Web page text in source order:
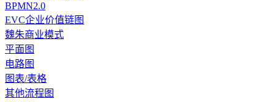
BPMN2.0
EVC企业价值链图
魏朱商业模式
平面图
电路图
图表/表格
其他流程图